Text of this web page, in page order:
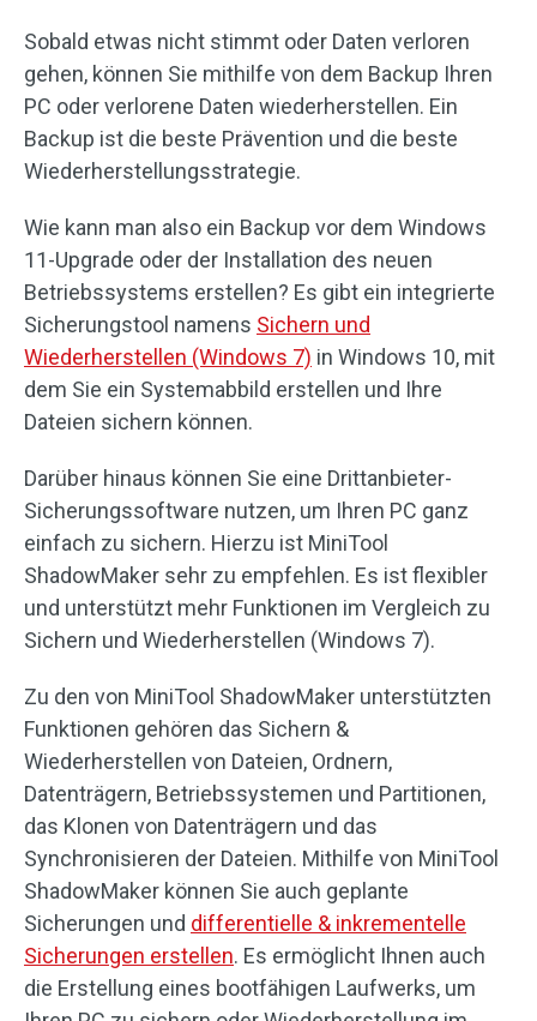
Sobald etwas nicht stimmt oder Daten verloren
gehen, können Sie mithilfe von dem Backup Ihren
PC oder verlorene Daten wiederherstellen. Ein
Backup ist die beste Prävention und die beste
Wiederherstellungsstrategie.
Wie kann man also ein Backup vor dem Windows
11-Upgrade oder der Installation des neuen
Betriebssystems erstellen? Es gibt ein integrierte
Sicherungstool namens Sichern und
Wiederherstellen (Windows 7) in Windows 10, mit
dem Sie ein Systemabbild erstellen und Ihre
Dateien sichern können.
Darüber hinaus können Sie eine Drittanbieter-
Sicherungssoftware nutzen, um Ihren PC ganz
einfach zu sichern. Hierzu ist MiniTool
ShadowMaker sehr zu empfehlen. Es ist flexibler
und unterstützt mehr Funktionen im Vergleich zu
Sichern und Wiederherstellen (Windows 7).
Zu den von MiniTool ShadowMaker unterstützten
Funktionen gehören das Sichern &
Wiederherstellen von Dateien, Ordnern,
Datenträgern, Betriebssystemen und Partitionen,
das Klonen von Datenträgern und das
Synchronisieren der Dateien. Mithilfe von MiniTool
ShadowMaker können Sie auch geplante
Sicherungen und differentielle & inkrementelle
Sicherungen erstellen. Es ermöglicht Ihnen auch
die Erstellung eines bootfähigen Laufwerks, um